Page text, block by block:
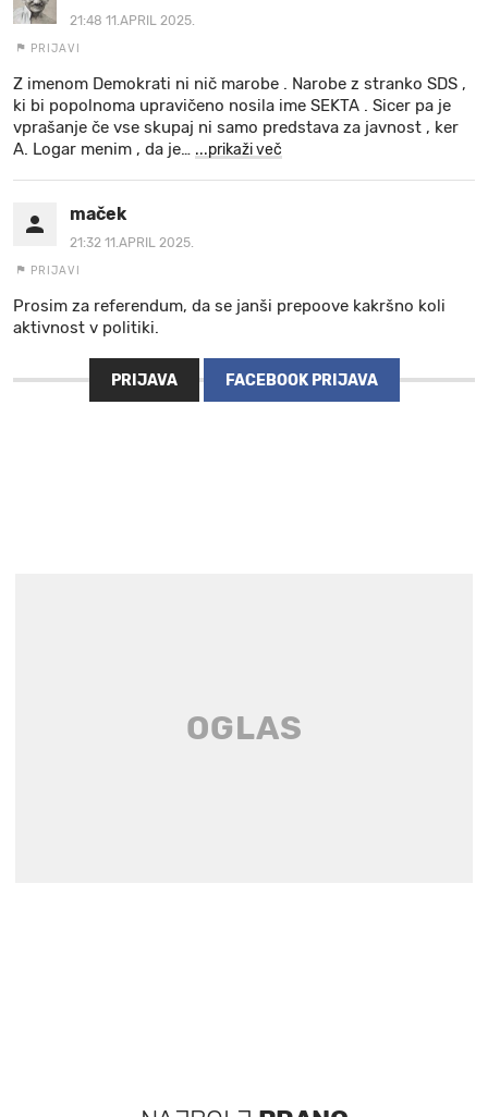
21:48 11.APRIL 2025.
PRIJAVI
Z imenom Demokrati ni nič marobe . Narobe z stranko SDS ,
ki bi popolnoma upravičeno nosila ime SEKTA . Sicer pa je
vprašanje če vse skupaj ni samo predstava za javnost , ker
A. Logar menim , da je… ...prikaži več
maček
21:32 11.APRIL 2025.
PRIJAVI
Prosim za referendum, da se janši prepoove kakršno koli
aktivnost v politiki.
PRIJAVA FACEBOOK PRIJAVA